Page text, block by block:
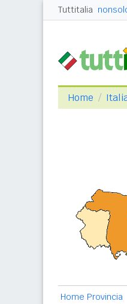
Tuttitalia
Home
Home Provincia